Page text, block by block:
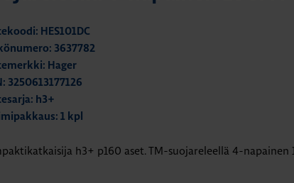
HES101DC
3637782
Hager
3250613177126
h3+
1 kpl
h3+ p160 aset. TM-suojareleellä 4-napainen